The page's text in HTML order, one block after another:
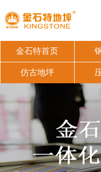
金石特首页
仿古地坪